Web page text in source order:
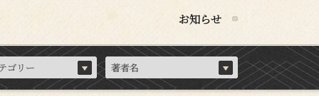
お知らせ